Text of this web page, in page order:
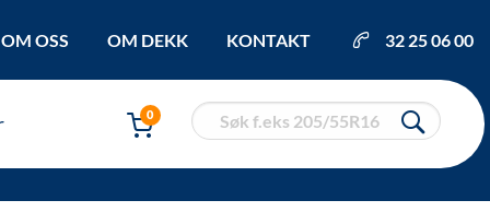
OM OSS OM DEKK KONTAKT 32 25 06 00
0